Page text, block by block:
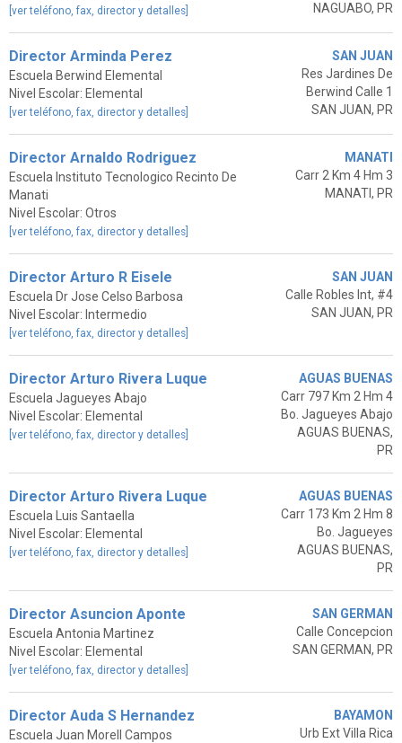
[ver teléfono, fax, director y detalles]
NAGUABO, PR
Director Arminda Perez
Escuela Berwind Elemental
Nivel Escolar: Elemental
[ver teléfono, fax, director y detalles]
SAN JUAN
Res Jardines De
Berwind Calle 1
SAN JUAN, PR
Director Arnaldo Rodriguez
Escuela Instituto Tecnologico Recinto De
Manati
Nivel Escolar: Otros
[ver teléfono, fax, director y detalles]
MANATI
Carr 2 Km 4 Hm 3
MANATI, PR
Director Arturo R Eisele
Escuela Dr Jose Celso Barbosa
Nivel Escolar: Intermedio
[ver teléfono, fax, director y detalles]
SAN JUAN
Calle Robles Int, #4
SAN JUAN, PR
Director Arturo Rivera Luque
Escuela Jagueyes Abajo
Nivel Escolar: Elemental
[ver teléfono, fax, director y detalles]
AGUAS BUENAS
Carr 797 Km 2 Hm 4
Bo. Jagueyes Abajo
AGUAS BUENAS,
PR
Director Arturo Rivera Luque
Escuela Luis Santaella
Nivel Escolar: Elemental
[ver teléfono, fax, director y detalles]
AGUAS BUENAS
Carr 173 Km 2 Hm 8
Bo. Jagueyes
AGUAS BUENAS,
PR
Director Asuncion Aponte
Escuela Antonia Martinez
Nivel Escolar: Elemental
[ver teléfono, fax, director y detalles]
SAN GERMAN
Calle Concepcion
SAN GERMAN, PR
Director Auda S Hernandez
Escuela Juan Morell Campos
BAYAMON
Urb Ext Villa Rica